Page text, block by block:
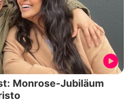
Monrose-Jubiläum